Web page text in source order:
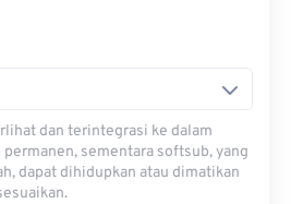
dan terintegrasi ke dalam
sementara softsub, yang
dapat dihidupkan atau dimatikan